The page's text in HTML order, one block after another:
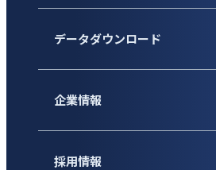
データダウンロード
企業情報
採用情報